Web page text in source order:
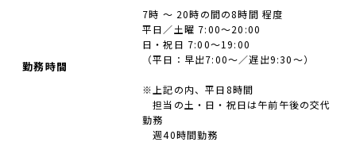
勤務時間
7時 ～ 20時の間の8時間 程度
平日／土曜 7:00～20:00
日・祝日 7:00～19:00
（平日：早出7:00～／遅出9:30～）
※上記の内、平日8時間
担当の土・日・祝日は午前午後の交代
勤務
週40時間勤務